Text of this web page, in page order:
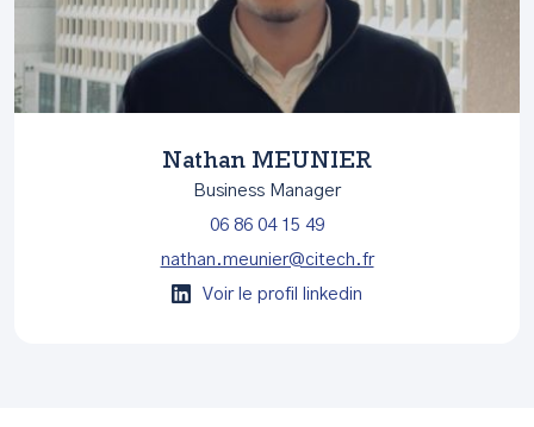
Nathan MEUNIER
Business Manager
06 86 04 15 49
nathan.meunier@citech.fr
Voir le profil linkedin